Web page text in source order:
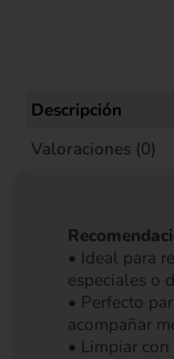
Descripción
Valoraciones (0)
• Ideal para
especiales o
• Perfecto
acompañar
• Limpiar